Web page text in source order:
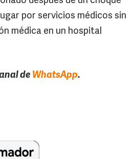
por servicios médicos sin
médica en un hospital
de WhatsApp.